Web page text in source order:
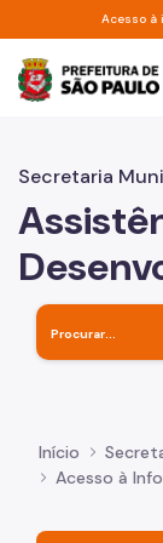
Pular para oAcesso à
Secretaria
Início
Acesso à